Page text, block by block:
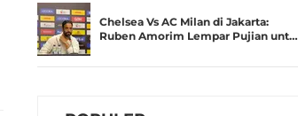
Chelsea Vs AC Milan di Jakarta:
Ruben Amorim Lempar Pujian unt…